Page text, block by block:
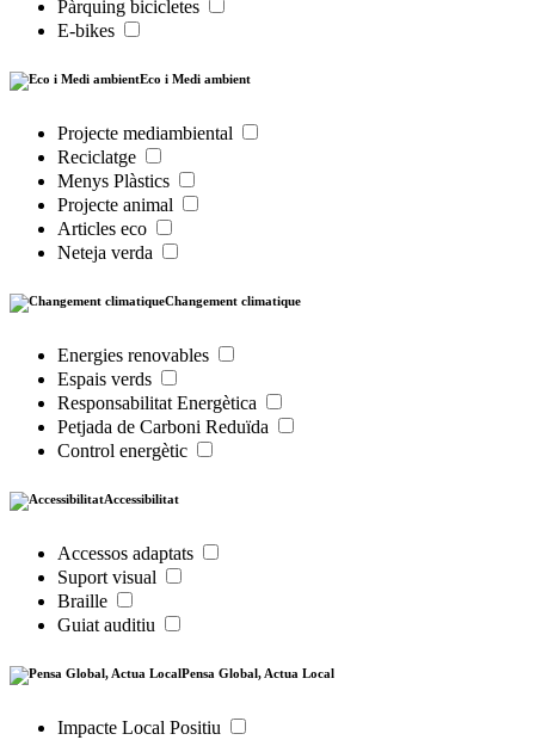
Pàrquing bicicletes
E-bikes
Eco i Medi ambient
Projecte mediambiental
Reciclatge
Menys Plàstics
Projecte animal
Articles eco
Neteja verda
Changement climatique
Energies renovables
Espais verds
Responsabilitat Energètica
Petjada de Carboni Reduïda
Control energètic
Accessibilitat
Accessos adaptats
Suport visual
Braille
Guiat auditiu
Pensa Global, Actua Local
Impacte Local Positiu